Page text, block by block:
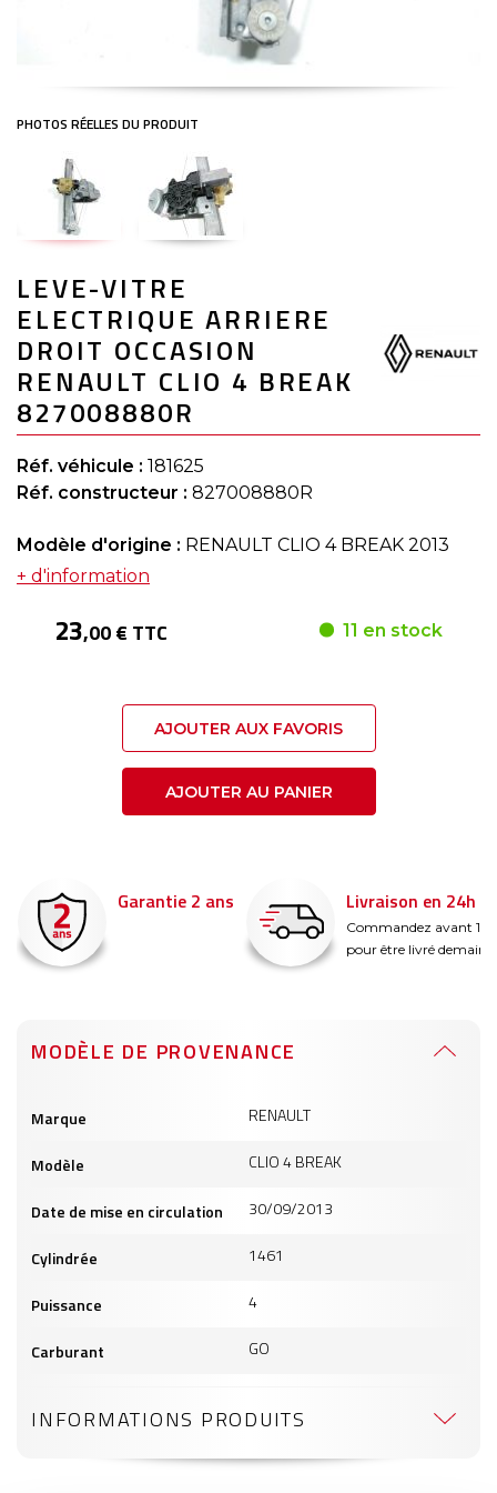
to
the
beginning
of
the
images
LEVE-VITRE
ELECTRIQUE ARRIERE
DROIT OCCASION
RENAULT CLIO 4 BREAK
827008880R
Réf. véhicule : 181625
Réf. constructeur : 827008880R
Modèle d'origine : RENAULT CLIO 4 BREAK 2013
+ d'information
23,00 € TTC 11 en stock
AJOUTER AUX FAVORIS
AJOUTER AU PANIER
Garantie 2 ans Livraison en 24h
Commandez avant 14h
pour être livré demain !
MODÈLE DE PROVENANCE
produits
Marque RENAULT
Modèle CLIO 4 BREAK
Date de mise en circulation 30/09/2013
Cylindrée 1461
Puissance 4
Carburant GO
INFORMATIONS PRODUITS